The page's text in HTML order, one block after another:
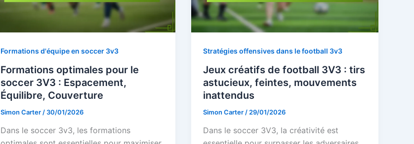
Formations d'équipe en soccer 3v3
Formations optimales pour le
soccer 3V3 : Espacement,
Équilibre, Couverture
Simon Carter / 30/01/2026
Dans le soccer 3v3, les formations
Stratégies offensives dans le football 3v3
Jeux créatifs de football 3V3 : tirs
astucieux, feintes, mouvements
inattendus
Simon Carter / 29/01/2026
Dans le soccer 3V3, la créativité est